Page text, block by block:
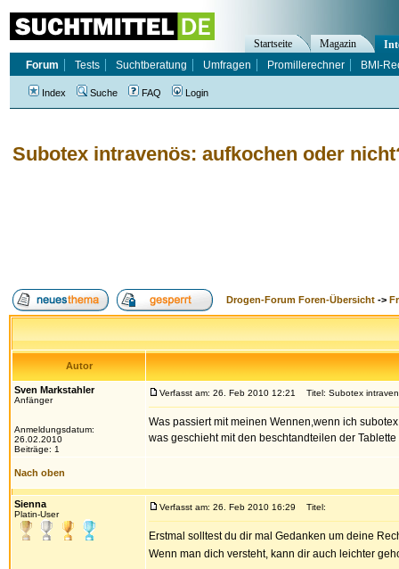
Subotex intravenös: aufkochen oder
Drogen-Forum Foren-Übersicht ->
Autor
Sven Markstahler
Anfänger
Anmeldungsdatum:
26.02.2010
Beiträge: 1
Verfasst am: 26. Feb 2010 12:21 Titel: Subotex
Was passiert mit meinen Wennen,wenn ich
was geschieht mit den beschtandteilen der Tablette
Nach oben
Sienna
Platin-User
Verfasst am: 26. Feb 2010 16:29 Titel:
Erstmal solltest du dir mal Gedanken um deine
Wenn man dich versteht, kann dir auch leichter
Startseite Magazin
Forum
Tests Suchtberatung Umfragen Promillerechner BMI-
Index Suche FAQ Login